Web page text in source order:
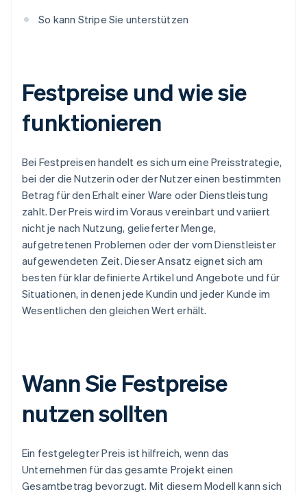
So kann Stripe Sie unterstützen
Festpreise und wie sie
funktionieren
Bei Festpreisen handelt es sich um eine Preisstrategie,
bei der die Nutzerin oder der Nutzer einen bestimmten
Betrag für den Erhalt einer Ware oder Dienstleistung
zahlt. Der Preis wird im Voraus vereinbart und variiert
nicht je nach Nutzung, gelieferter Menge,
aufgetretenen Problemen oder der vom Dienstleister
aufgewendeten Zeit. Dieser Ansatz eignet sich am
besten für klar definierte Artikel und Angebote und für
Situationen, in denen jede Kundin und jeder Kunde im
Wesentlichen den gleichen Wert erhält.
Wann Sie Festpreise
nutzen sollten
Ein festgelegter Preis ist hilfreich, wenn das
Unternehmen für das gesamte Projekt einen
Gesamtbetrag bevorzugt. Mit diesem Modell kann sich